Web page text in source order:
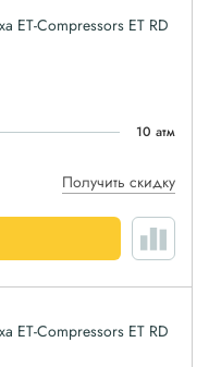
ET-Compressors ET RD
10 атм
Получить скидку
ET-Compressors ET RD